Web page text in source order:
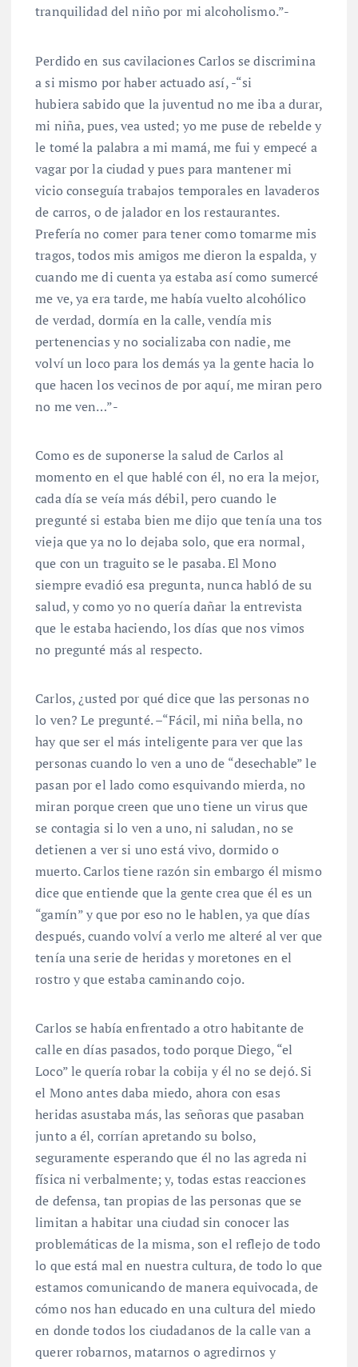
tranquilidad del niño por mi alcoholismo.”-
Perdido en sus cavilaciones Carlos se discrimina
a si mismo por haber actuado así, -“si
hubiera sabido que la juventud no me iba a durar,
mi niña, pues, vea usted; yo me puse de rebelde y
le tomé la palabra a mi mamá, me fui y empecé a
vagar por la ciudad y pues para mantener mi
vicio conseguía trabajos temporales en lavaderos
de carros, o de jalador en los restaurantes.
Prefería no comer para tener como tomarme mis
tragos, todos mis amigos me dieron la espalda, y
cuando me di cuenta ya estaba así como sumercé
me ve, ya era tarde, me había vuelto alcohólico
de verdad, dormía en la calle, vendía mis
pertenencias y no socializaba con nadie, me
volví un loco para los demás ya la gente hacia lo
que hacen los vecinos de por aquí, me miran pero
no me ven…”-
Como es de suponerse la salud de Carlos al
momento en el que hablé con él, no era la mejor,
cada día se veía más débil, pero cuando le
pregunté si estaba bien me dijo que tenía una tos
vieja que ya no lo dejaba solo, que era normal,
que con un traguito se le pasaba. El Mono
siempre evadió esa pregunta, nunca habló de su
salud, y como yo no quería dañar la entrevista
que le estaba haciendo, los días que nos vimos
no pregunté más al respecto.
Carlos, ¿usted por qué dice que las personas no
lo ven? Le pregunté. –“Fácil, mi niña bella, no
hay que ser el más inteligente para ver que las
personas cuando lo ven a uno de “desechable” le
pasan por el lado como esquivando mierda, no
miran porque creen que uno tiene un virus que
se contagia si lo ven a uno, ni saludan, no se
detienen a ver si uno está vivo, dormido o
muerto. Carlos tiene razón sin embargo él mismo
dice que entiende que la gente crea que él es un
“gamín” y que por eso no le hablen, ya que días
después, cuando volví a verlo me alteré al ver que
tenía una serie de heridas y moretones en el
rostro y que estaba caminando cojo.
Carlos se había enfrentado a otro habitante de
calle en días pasados, todo porque Diego, “el
Loco” le quería robar la cobija y él no se dejó. Si
el Mono antes daba miedo, ahora con esas
heridas asustaba más, las señoras que pasaban
junto a él, corrían apretando su bolso,
seguramente esperando que él no las agreda ni
física ni verbalmente; y, todas estas reacciones
de defensa, tan propias de las personas que se
limitan a habitar una ciudad sin conocer las
problemáticas de la misma, son el reflejo de todo
lo que está mal en nuestra cultura, de todo lo que
estamos comunicando de manera equivocada, de
cómo nos han educado en una cultura del miedo
en donde todos los ciudadanos de la calle van a
querer robarnos, matarnos o agredirnos y